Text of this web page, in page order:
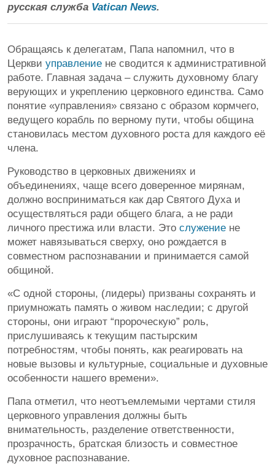
русская служба Vatican News.
Обращаясь к делегатам, Папа напомнил, что в
Церкви управление не сводится к административной
работе. Главная задача – служить духовному благу
верующих и укреплению церковного единства. Само
понятие «управления» связано с образом кормчего,
ведущего корабль по верному пути, чтобы община
становилась местом духовного роста для каждого её
члена.
Руководство в церковных движениях и
объединениях, чаще всего доверенное мирянам,
должно восприниматься как дар Святого Духа и
осуществляться ради общего блага, а не ради
личного престижа или власти. Это служение не
может навязываться сверху, оно рождается в
совместном распознавании и принимается самой
общиной.
«С одной стороны, (лидеры) призваны сохранять и
приумножать память о живом наследии; с другой
стороны, они играют “пророческую” роль,
прислушиваясь к текущим пастырским
потребностям, чтобы понять, как реагировать на
новые вызовы и культурные, социальные и духовные
особенности нашего времени».
Папа отметил, что неотъемлемыми чертами стиля
церковного управления должны быть
внимательность, разделение ответственности,
прозрачность, братская близость и совместное
духовное распознавание.